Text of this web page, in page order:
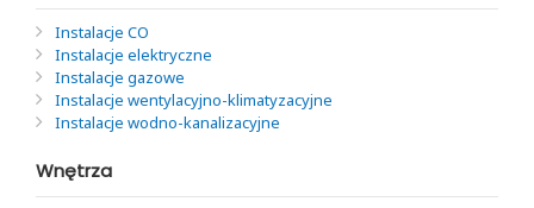
Instalacje CO
Instalacje elektryczne
Instalacje gazowe
Instalacje wentylacyjno-klimatyzacyjne
Instalacje wodno-kanalizacyjne
Wnętrza